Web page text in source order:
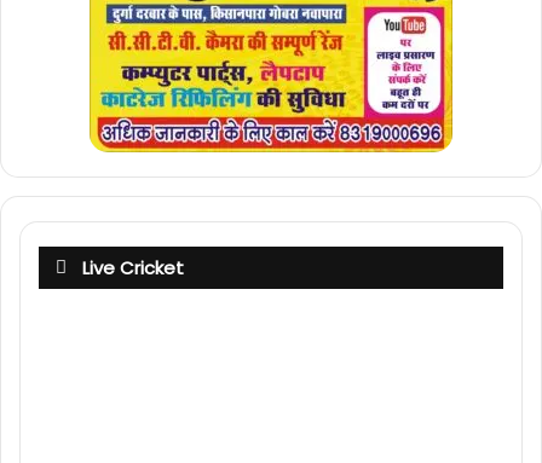
Live Cricket